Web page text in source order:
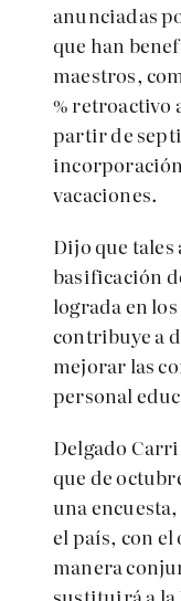
anunciadas
que han
maestros,
% retroactivo
partir de
vacaciones.
Dijo que tales
basificación
lograda en
contribuye a
mejorar las
personal
Delgado
que de
una
el país, con
manera